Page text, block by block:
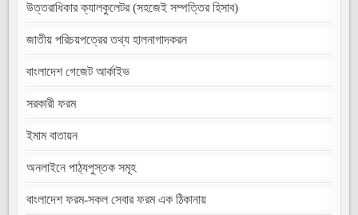
উত্তরাধিকার ক্যালকুলেটর (সহজেই সম্পত্তির হিসাব)
জাতীয় পরিচয়পত্রের তথ্য হালনাগাদকরন
বাংলাদেশ গেজেট আর্কাইভ
সরকারী ফরম
ইমাম বাতায়ন
অনলাইনে পাঠ্যপুস্তক সমূহ
বাংলাদেশ ফরম-সকল সেবার ফরম এক ঠিকানায়